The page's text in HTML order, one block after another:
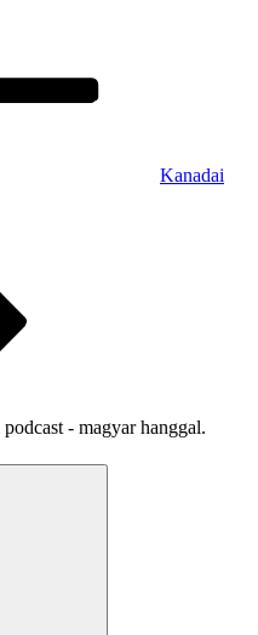
Kanadai